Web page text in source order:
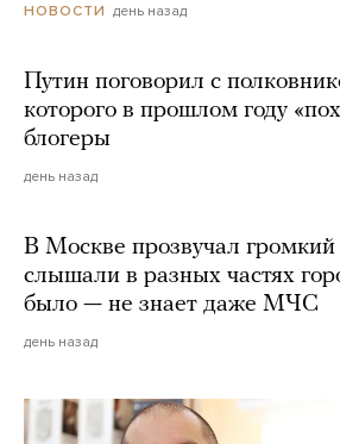
НОВОСТИ день назад
Путин поговорил с
которого в прошлом году
блогеры
день назад
В Москве прозвучал громкий
слышали в разных частях
было — не знает даже МЧС
день назад